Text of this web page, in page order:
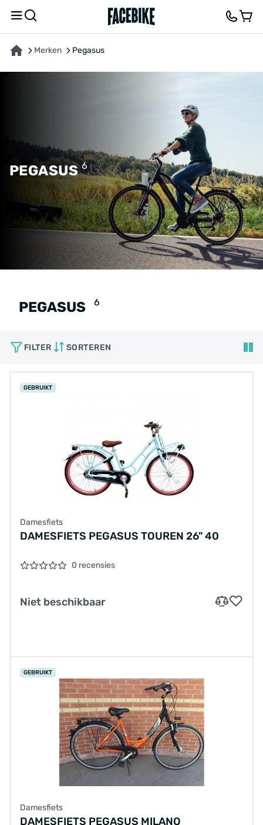
Merken Pegasus
PEGASUS6
PEGASUS 6
FILTER SORTEREN
GEBRUIKT
Damesfiets
DAMESFIETS PEGASUS TOUREN 26" 40
0 recensies
Niet beschikbaar
GEBRUIKT
Damesfiets
DAMESFIETS PEGASUS MILANO